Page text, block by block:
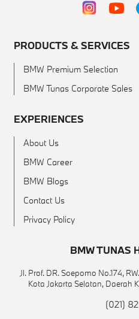
PRODUCTS & SERVICES
BMW Premium Selection
BMW Tunas Corporate Sales
EXPERIENCES
About Us
BMW Career
BMW Blogs
Contact Us
Privacy Policy
BMW TUNAS
Jl. Prof. DR. Soepomo No.174,
Kota Jakarta Selatan, Daerah
(021)